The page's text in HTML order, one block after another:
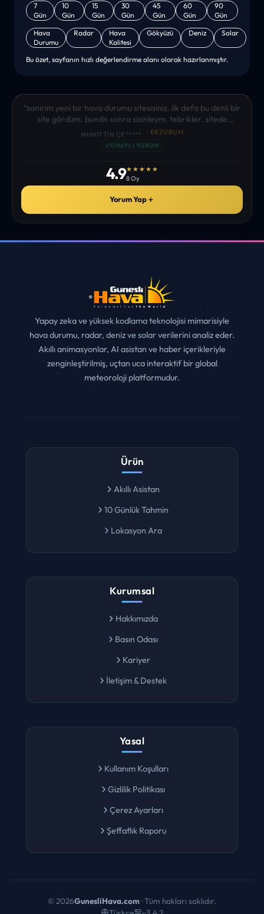
7
Gün
10
Gün
15
Gün
30
Gün
45
Gün
60
Gün
90
Gün
Hava
Durumu
Radar
Hava
Kalitesi
Gökyüzü Deniz Solar
Bu özet, sayfanın hızlı değerlendirme alanı olarak hazırlanmıştır.
“sanırım yeni bir hava durumu sitesisiniz. ilk defa bu denli bir
site gördüm. bundn sonra sizinleym. tebrikler. sitede
istediğim tüm bilgiyi bulabiliyorum. ekibinizin emeğine saglık”
MUHITTIN ÇE***** • ERZURUM
✓ONAYLI YORUM
4.9★★★★★
8 Oy
Yorum Yap＋
Yapay zeka ve yüksek kodlama teknolojisi mimarisiyle
hava durumu, radar, deniz ve solar verilerini analiz eder.
Akıllı animasyonlar, AI asistan ve haber içerikleriyle
zenginleştirilmiş, uçtan uca interaktif bir global
meteoroloji platformudur.
Ürün
Akıllı Asistan
10 Günlük Tahmin
Lokasyon Ara
Kurumsal
Hakkımızda
Basın Odası
Kariyer
İletişim & Destek
Yasal
Kullanım Koşulları
Gizlilik Politikası
Çerez Ayarları
Şeffaflık Raporu
© 2026GunesliHava.com· Tüm hakları saklıdır.